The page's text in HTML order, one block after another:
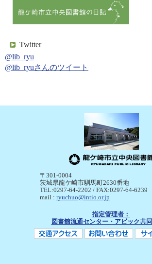
Twitter
@lib_ryu
@lib_ryuさんのツイート
〒301-0004
茨城県龍ケ崎市馴馬町2630番地
TEL:0297-64-2202 / FAX:0297-64-6239
mail : ryuchuo@intio.or.jp
指定管理者：
図書館流通センター・アビック共